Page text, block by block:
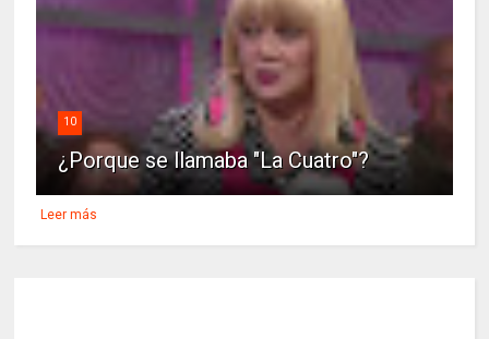
10
¿Porque se llamaba "La Cuatro"?
Leer más